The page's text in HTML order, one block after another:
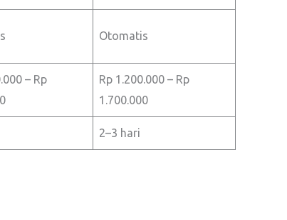
Otomatis
– Rp
Rp 1.200.000 – Rp
1.700.000
2–3 hari